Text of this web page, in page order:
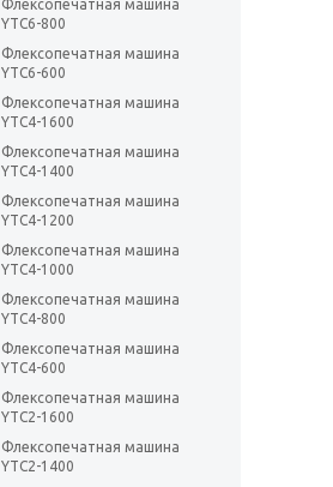
Флексопечатная машина
YTC6-800
Флексопечатная машина
YTC6-600
Флексопечатная машина
YTC4-1600
Флексопечатная машина
YTC4-1400
Флексопечатная машина
YTC4-1200
Флексопечатная машина
YTC4-1000
Флексопечатная машина
YTC4-800
Флексопечатная машина
YTC4-600
Флексопечатная машина
YTC2-1600
Флексопечатная машина
YTC2-1400